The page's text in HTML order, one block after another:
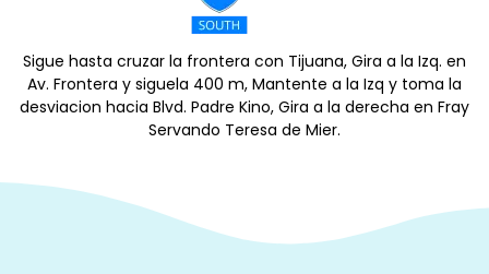
Sigue hasta cruzar la frontera con Tijuana, Gira a la Izq. en
Av. Frontera y siguela 400 m, Mantente a la Izq y toma la
desviacion hacia Blvd. Padre Kino, Gira a la derecha en Fray
Servando Teresa de Mier.